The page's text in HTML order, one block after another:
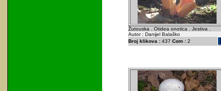
Žutouska . Otidea onotica . Jestiva .
Autor : Danijel Balaško
Broj klikova :437 Com :2